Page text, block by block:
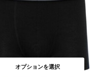
オプションを選択